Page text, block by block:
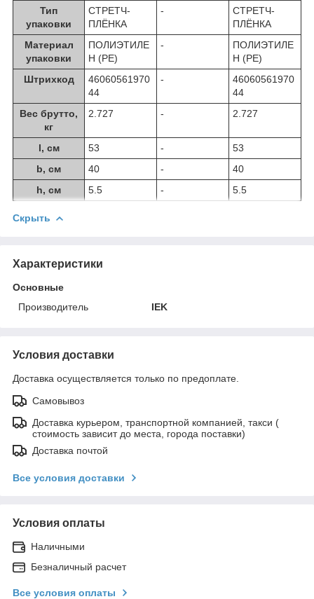
Тип
упаковки
СТРЕТЧ-
ПЛЁНКА
-
СТРЕТЧ-
ПЛЁНКА
Материал
упаковки
ПОЛИЭТИЛЕ
Н (PE)
-
ПОЛИЭТИЛЕ
Н (PE)
Штрихкод
46060561970
44
-
46060561970
44
Вес брутто,
кг
2.727 - 2.727
l, см 53 -
53
b, см
40 -
40
h, см
5.5 - 5.5
Скрыть
Характеристики
Основные
Производитель
IEK
Условия доставки
Доставка осуществляется только по предоплате.
Самовывоз
Доставка курьером, транспортной компанией, такси (
стоимость зависит до места, города поставки)
Доставка почтой
Все условия доставки
Условия оплаты
Наличными
Безналичный расчет
Все условия оплаты